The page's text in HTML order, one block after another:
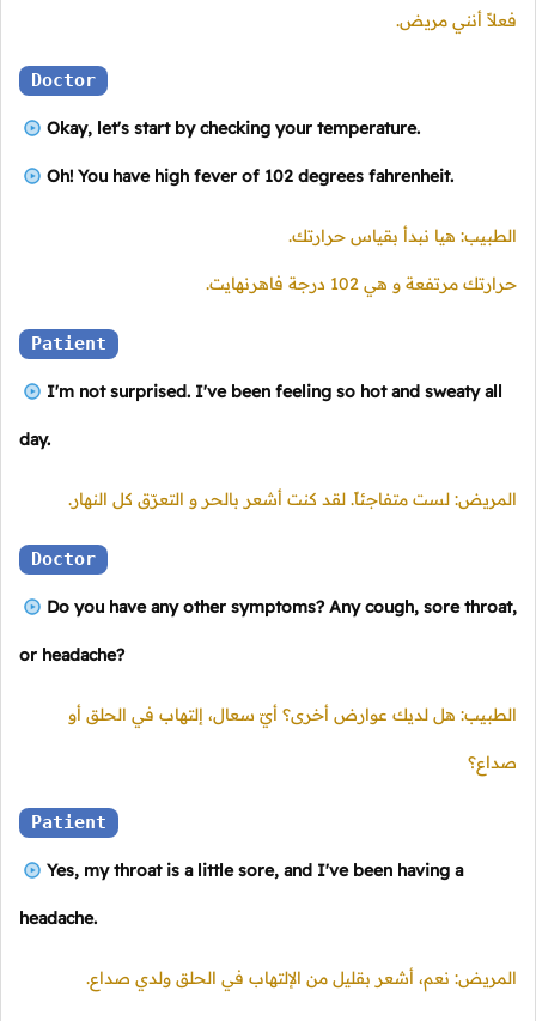
فعلاً أنني مريض.
Doctor
Okay, let's start by checking your temperature.
Oh! You have high fever of 102 degrees fahrenheit.
الطبيب: هيا نبدأ بقياس حرارتك.
حرارتك مرتفعة و هي 102 درجة فاهرنهايت.
Patient
I'm not surprised. I've been feeling so hot and sweaty all
day.
المريض: لست متفاجئاً. لقد كنت أشعر بالحر و التعرّق كل النهار.
Doctor
Do you have any other symptoms? Any cough, sore throat,
or headache?
الطبيب: هل لديك عوارض أخرى؟ أيّ سعال، إلتهاب في الحلق أو
صداع؟
Patient
Yes, my throat is a little sore, and I've been having a
headache.
المريض: نعم، أشعر بقليل من الإلتهاب في الحلق ولدي صداع.